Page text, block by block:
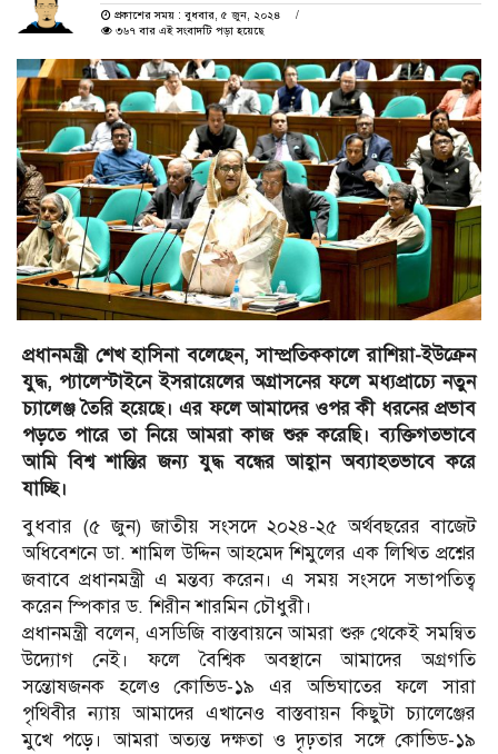
প্রকাশের সময় : বুধবার, ৫ জুন, ২০২৪
৩৬৭ বার এই সংবাদটি পড়া হয়েছে
প্রধানমন্ত্রী শেখ হাসিনা বলেছেন, সাম্প্রতিককালে রাশিয়া-ইউক্রেন
যুদ্ধ, প্যালেস্টাইনে ইসরায়েলের অগ্রাসনের ফলে মধ্যপ্রাচ্যে নতুন
চ্যালেঞ্জ তৈরি হয়েছে। এর ফলে আমাদের ওপর কী ধরনের প্রভাব
পড়তে পারে তা নিয়ে আমরা কাজ শুরু করেছি। ব্যক্তিগতভাবে
আমি বিশ্ব শান্তির জন্য যুদ্ধ বন্ধের আহ্বান অব্যাহতভাবে করে
যাচ্ছি।
বুধবার (৫ জুন) জাতীয় সংসদে ২০২৪-২৫ অর্থবছরের বাজেট
অধিবেশনে ডা. শামিল উদ্দিন আহমেদ শিমুলের এক লিখিত প্রশ্নের
জবাবে প্রধানমন্ত্রী এ মন্তব্য করেন। এ সময় সংসদে সভাপতিত্ব
করেন স্পিকার ড. শিরীন শারমিন চৌধুরী।
প্রধানমন্ত্রী বলেন, এসডিজি বাস্তবায়নে আমরা শুরু থেকেই সমন্বিত
উদ্যোগ নেই। ফলে বৈশ্বিক অবস্থানে আমাদের অগ্রগতি
সন্তোষজনক হলেও কোভিড-১৯ এর অভিঘাতের ফলে সারা
পৃথিবীর ন্যায় আমাদের এখানেও বাস্তবায়ন কিছুটা চ্যালেঞ্জের
মুখে পড়ে। আমরা অত্যন্ত দক্ষতা ও দৃঢ়তার সঙ্গে কোভিড-১৯